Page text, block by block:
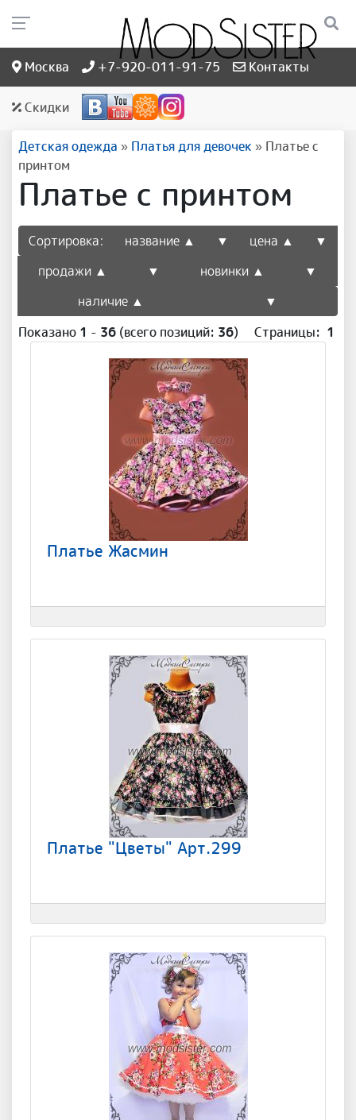
Москва +7-920-011-91-75 Контакты
Скидки
Детская одежда » Платья для девочек » Платье с
принтом
Платье с принтом
Сортировка: название ▲ ▼ цена ▲
▼
продажи ▲
▼ новинки ▲
▼
наличие ▲
▼
Страницы: 1
Показано 1 - 36 (всего позиций: 36)
Платье Жасмин
Платье "Цветы" Арт.299